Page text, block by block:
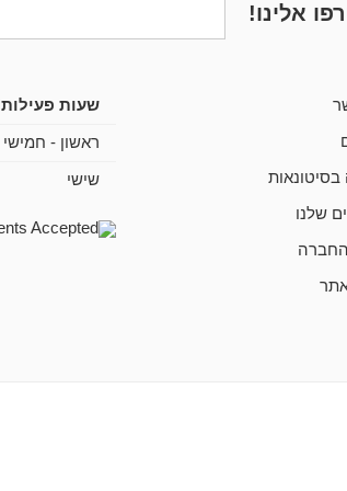
אלינו!
בסיטונאות
שלנו
החברה
שעות פעילות
ראשון - חמישי
שישי